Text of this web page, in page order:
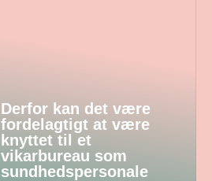
Derfor kan det være
fordelagtigt at være
knyttet til et
vikarbureau som
sundhedspersonale